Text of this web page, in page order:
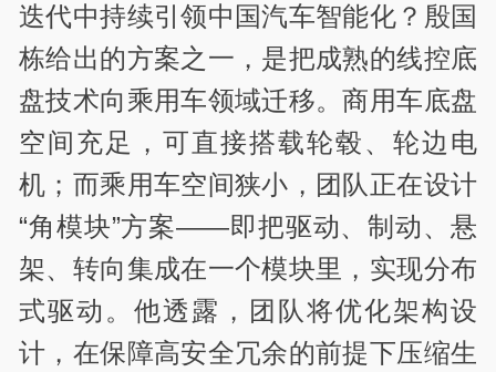
迭代中持续引领中国汽车智能化？殷国
栋给出的方案之一，是把成熟的线控底
盘技术向乘用车领域迁移。商用车底盘
空间充足，可直接搭载轮毂、轮边电
机；而乘用车空间狭小，团队正在设计
“角模块”方案——即把驱动、制动、悬
架、转向集成在一个模块里，实现分布
式驱动。他透露，团队将优化架构设
计，在保障高安全冗余的前提下压缩生